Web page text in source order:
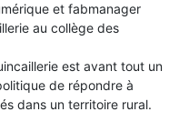
et fabmanager
au collège des
est avant tout un
de répondre à
dans un territoire rural.